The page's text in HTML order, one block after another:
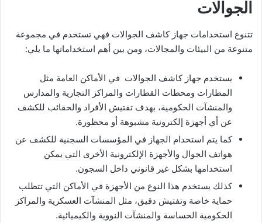
الجوالات
تتنوع استخدامات جهاز كاشف الجوالات فهي تستخدم في مجموعة
متنوعة من البيئات والمجالات، ومن بين أهم استخداماتها ما يلي:
يستخدم جهاز كاشف الجوالات في الأماكن العامة مثل
المطارات ومحطات القطارات والمراكز التجارية والمدارس
والمنشآت الحكومية، بهدف تفتيش الأفراد والحقائب للكشف
عن أي أجهزة إلكترونية مشبوهة أو محظورة.
كما يتم استخدام الجهاز في المؤسسات السجنية للكشف عن
هواتف الجوال والأجهزة الإلكترونية الأخرى التي يمكن
استخدامها بشكل غير قانوني داخل السجون.
كذلك يستخدم هذا النوع من الأجهزة في الأماكن التي تتطلب
حماية خاصة وتفتيش دقيق، مثل المنشآت العسكرية والمراكز
الحكومية الحساسة والمنشآت النووية والكيميائية.